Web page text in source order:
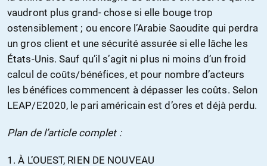
vaudront plus grand- chose si elle bouge trop
ostensiblement ; ou encore l’Arabie Saoudite qui perdra
un gros client et une sécurité assurée si elle lâche les
États-Unis. Sauf qu’il s’agit ni plus ni moins d’un froid
calcul de coûts/bénéfices, et pour nombre d’acteurs
les bénéfices commencent à dépasser les coûts. Selon
LEAP/E2020, le pari américain est d’ores et déjà perdu.
Plan de l’article complet :
1. À L’OUEST, RIEN DE NOUVEAU